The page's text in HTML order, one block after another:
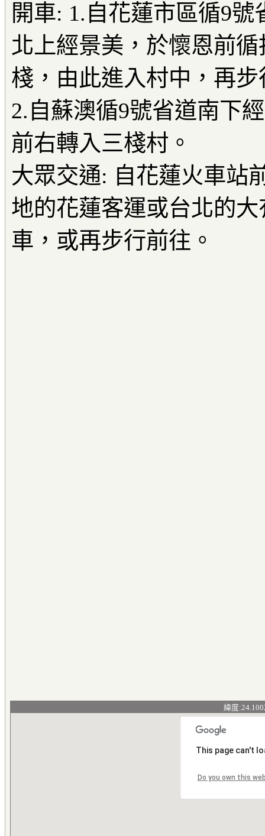
開車: 1.自花蓮市區循9
北上經景美，於懷恩前
棧，由此進入村中，再
2.自蘇澳循9號省道南下
前右轉入三棧村。
大眾交通: 自花蓮火車站
地的花蓮客運或台北的
車，或再步行前往。
緯度
This page can't
Do you own this